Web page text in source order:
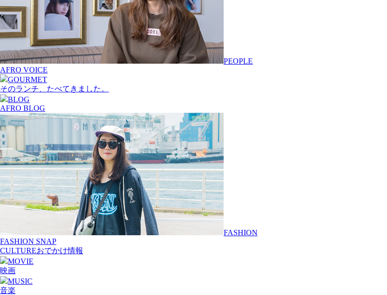
PEOPLE
AFRO VOICE
GOURMET
そのランチ、たべてきました。
BLOG
AFRO BLOG
FASHION
FASHION SNAP
CULTUREおでかけ情報
MOVIE
映画
MUSIC
音楽